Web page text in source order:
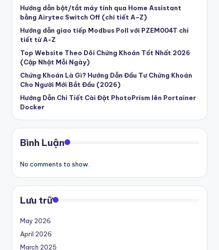
Hướng dẫn bật/tắt máy tính qua Home Assistant
bằng Airytec Switch Off (chi tiết A–Z)
Hướng dẫn giao tiếp Modbus Poll với PZEM004T chi
tiết từ A-Z
Top Website Theo Dõi Chứng Khoán Tốt Nhất 2026
(Cập Nhật Mỗi Ngày)
Chứng Khoán Là Gì? Hướng Dẫn Đầu Tư Chứng Khoán
Cho Người Mới Bắt Đầu (2026)
Hướng Dẫn Chi Tiết Cài Đặt PhotoPrism lên Portainer
Docker
Bình Luận
No comments to show.
Lưu trữ
May 2026
April 2026
March 2025